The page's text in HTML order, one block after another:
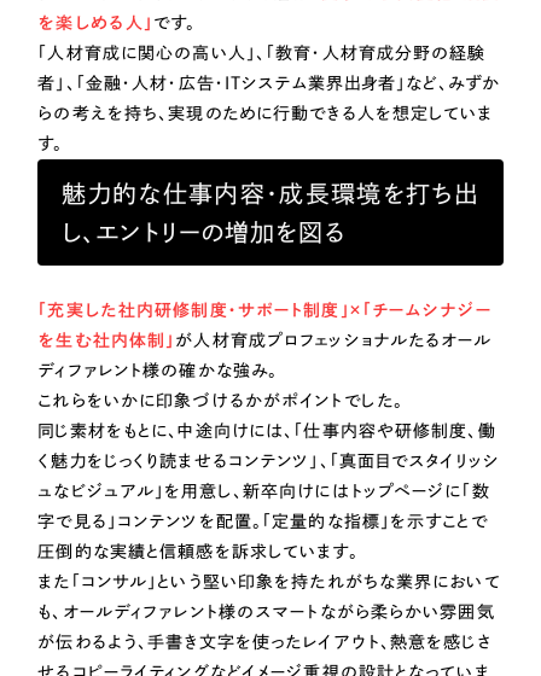
すべて （624件）
コーポレート・企業サイト （278件）
ブランドサイト・サービスサイト
求人・採用サイト （61件）
ECサイト（オンラインショップ）
LP（ランディングページ） （28件）
キャンペーン・プロモーションサイト
ブランディング（ロゴ・印刷物） （90件）
その他 （1件）
お客様インタビュー
農林・水産
金融・保険業
その他サービス業
物流・運送
NPO・一般社団法人
人材サービス
その他
色
ホワイト・白色
を楽しめる人」 です。
「人材育成に関心の高い人」、「教育・人材育成分野の経験
者」、「金融・人材・広告・ITシステム業界出身者」など、みずか
らの考えを持ち、実現のために行動できる人を想定していま
す。
魅力的な仕事内容・成長環境を打ち出
し、エントリーの増加を図る
「充実した社内研修制度・サポート制度」×「チームシナジー
を生む社内体制」 が人材育成プロフェッショナルたるオール
ディファレント様の確かな強み。
これらをいかに印象づけるかがポイントでした。
同じ素材をもとに、中途向けには、「仕事内容や研修制度、働
く魅力をじっくり読ませるコンテンツ」、「真面目でスタイリッシ
ュなビジュアル」を用意し、新卒向けにはトップページに「数
字で見る」コンテンツを配置。「定量的な指標」を示すことで
圧倒的な実績と信頼感を訴求しています。
また「コンサル」という堅い印象を持たれがちな業界において
も、オールディファレント様のスマートながら柔らかい雰囲気
が伝わるよう、手書き文字を使ったレイアウト、熱意を感じさ
せるコピーライティングなどイメージ重視の設計となっていま